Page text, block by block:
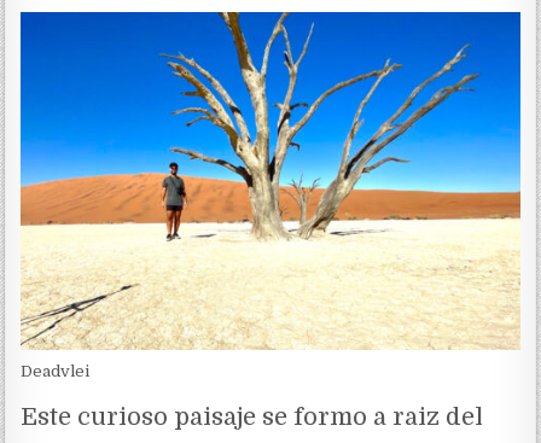
Deadvlei
Este curioso paisaje se formo a raiz del